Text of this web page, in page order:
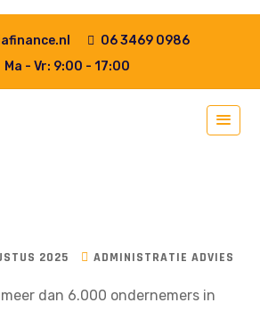
06 3469 0986
Ma - Vr: 9:00 - 17:00
2025 ADMINISTRATIE ADVIES
dan 6.000 ondernemers in